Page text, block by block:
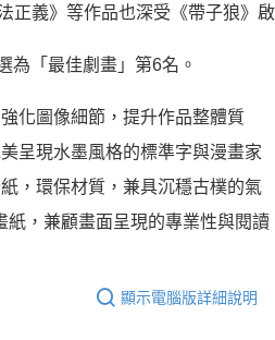
正義》等作品也深受《帶子狼》啟
「最佳劇畫」第6名。
化圖像細節，提升作品整體質
呈現水墨風格的標準字與漫畫家
，環保材質，兼具沉穩古樸的氣
，兼顧畫面呈現的專業性與閱讀
顯示電腦版詳細說明